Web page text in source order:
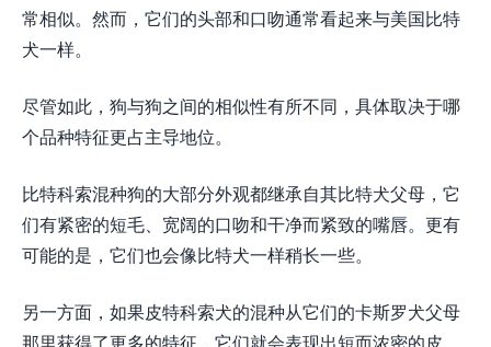
常相似。然而，它们的头部和口吻通常看起来与美国比特
犬一样。
尽管如此，狗与狗之间的相似性有所不同，具体取决于哪
个品种特征更占主导地位。
比特科索混种狗的大部分外观都继承自其比特犬父母，它
们有紧密的短毛、宽阔的口吻和干净而紧致的嘴唇。更有
可能的是，它们也会像比特犬一样稍长一些。
另一方面，如果皮特科索犬的混种从它们的卡斯罗犬父母